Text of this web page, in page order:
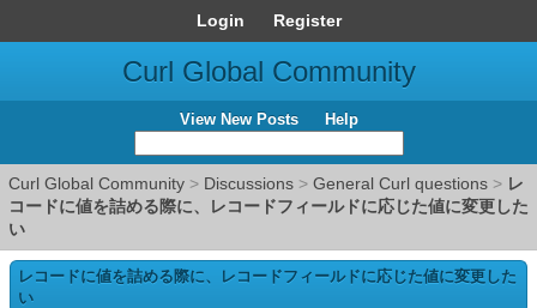
Login Register
Curl Global Community
View New Posts Help
Curl Global Community > Discussions > General Curl questions > レ
コードに値を詰める際に、レコードフィールドに応じた値に変更した
い
レコードに値を詰める際に、レコードフィールドに応じた値に変更した
い